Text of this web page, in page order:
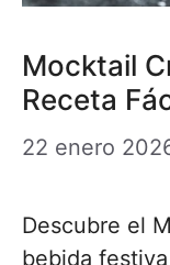
Mocktail
Receta
22 enero
Descubre el
bebida